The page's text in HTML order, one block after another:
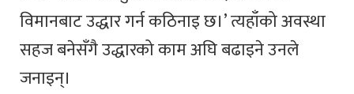
विमानबाट उद्धार गर्न कठिनाइ छ।’ त्यहाँको अवस्था
सहज बनेसँगै उद्धारको काम अघि बढाइने उनले
जनाइन्।